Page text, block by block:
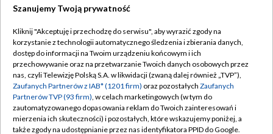
TVP
Abonament TVP
Emisja w TVP
Centrum informacji TVP
Naziemna Telewizja Cyfrowa
Regulamin TVP
Polityka prywatności
Moje zgody
Pomoc
Szanujemy Twoją prywatność
Kliknij "Akceptuję i przechodzę do serwisu", aby wyrazić zgody na
korzystanie z technologii automatycznego śledzenia i zbierania danych,
dostęp do informacji na Twoim urządzeniu końcowym i ich
przechowywanie oraz na przetwarzanie Twoich danych osobowych przez
nas, czyli Telewizję Polską S.A. w likwidacji (zwaną dalej również „TVP”),
Zaufanych Partnerów z IAB* (1201 firm) oraz pozostałych Zaufanych
Partnerów TVP (93 firm), w celach marketingowych (w tym do
zautomatyzowanego dopasowania reklam do Twoich zainteresowań i
mierzenia ich skuteczności) i pozostałych, które wskazujemy poniżej, a
także zgody na udostępnianie przez nas identyfikatora PPID do Google.